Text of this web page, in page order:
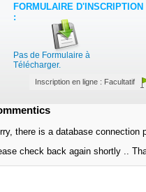
FORMULAIRE D'INSCRIPTION
:
Pas de Formulaire à
Télécharger.
Inscription en ligne : Facultatif
there is a database connection
check back again shortly ..